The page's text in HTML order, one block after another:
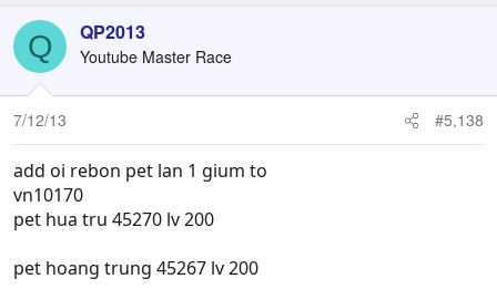
Q QP2013
Youtube Master Race
7/12/13 #5,138
add oi rebon pet lan 1 gium to
vn10170
pet hua tru 45270 lv 200
pet hoang trung 45267 lv 200